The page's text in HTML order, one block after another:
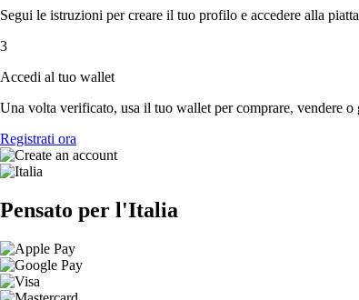
Segui le istruzioni per creare il tuo profilo e accedere alla
3
Accedi al tuo wallet
Una volta verificato, usa il tuo wallet per comprare, vendere o
Registrati ora
Pensato per l'Italia